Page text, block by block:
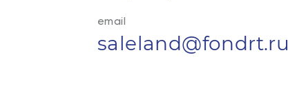
email
saleland@fondrt.ru